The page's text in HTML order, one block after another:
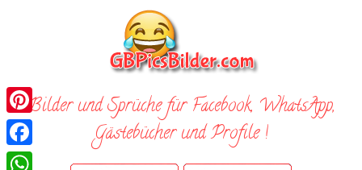
Bilder und Sprüche für Facebook, WhatsApp,
Gästebücher und Profile !
Pinterest
Facebook